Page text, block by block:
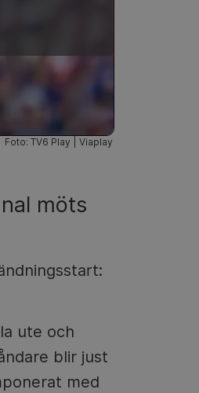
möts
ute och
blir just
med
Foto: TV6 Play | Viaplay